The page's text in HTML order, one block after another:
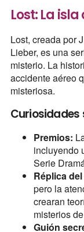
Lost: La
Lost, creada por
Lieber, es una
misterio. La
accidente aéreo
misteriosa.
Curiosidades
Premios:
incluyendo
Serie
Réplica
pero la
crearan
misterios
Guión